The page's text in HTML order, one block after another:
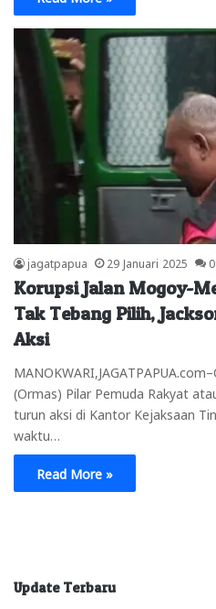
jagatpapua 29 Januari 2025 0
Korupsi Jalan Mogoy-
Tak Tebang Pilih,
Aksi
(Ormas) Pilar Pemuda Rakyat
turun aksi di Kantor Kejaksaan
waktu…
Read More »
Update Terbaru